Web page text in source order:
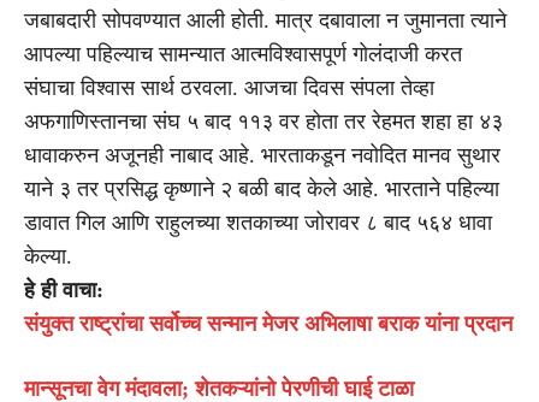
जबाबदारी सोपवण्यात आली होती. मात्र दबावाला न जुमानता त्याने
आपल्या पहिल्याच सामन्यात आत्मविश्वासपूर्ण गोलंदाजी करत
संघाचा विश्वास सार्थ ठरवला. आजचा दिवस संपला तेव्हा
अफगाणिस्तानचा संघ ५ बाद ११३ वर होता तर रेहमत शहा हा ४३
धावाकरुन अजूनही नाबाद आहे. भारताकडून नवोदित मानव सुथार
याने ३ तर प्रसिद्ध कृष्णाने २ बळी बाद केले आहे. भारताने पहिल्या
डावात गिल आणि राहुलच्या शतकाच्या जोरावर ८ बाद ५६४ धावा
केल्या.
हे ही वाचा:
संयुक्त राष्ट्रांचा सर्वोच्च सन्मान मेजर अभिलाषा बराक यांना प्रदान
मान्सूनचा वेग मंदावला; शेतकऱ्यांनो पेरणीची घाई टाळा